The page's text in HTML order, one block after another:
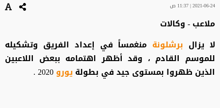
2021-06-24 | 11:37 ص
ملاعب - وكالات
لا يزال برشلونة منغمساً في إعداد الفريق وتشكيله
للموسم القادم ، وقد أظهر اهتمامه ببعض اللاعبين
الذين ظهروا بمستوى جيد في بطولةيورو2020 .